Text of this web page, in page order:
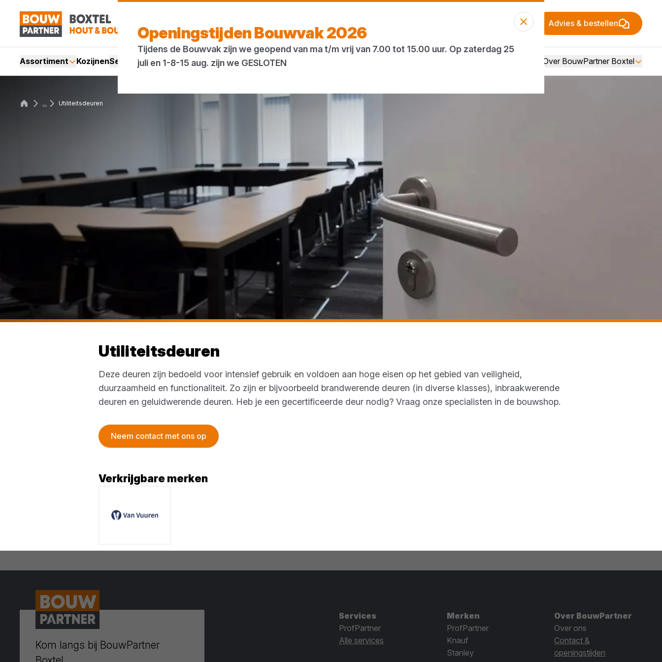
Advies & bestellen
Assortiment KozijnenServices ActiesMerken BlogsHoutweb Over BouwPartner Boxtel
... Utiliteitsdeuren
Utiliteitsdeuren
Deze deuren zijn bedoeld voor intensief gebruik en voldoen aan hoge eisen op het gebied van veiligheid,
duurzaamheid en functionaliteit. Zo zijn er bijvoorbeeld brandwerende deuren (in diverse klasses), inbraakwerende
deuren en geluidwerende deuren. Heb je een gecertificeerde deur nodig? Vraag onze specialisten in de bouwshop.
Neem contact met ons op
Verkrijgbare merken
Openingstijden Bouwvak 2026
Tijdens de Bouwvak zijn we geopend van ma t/m vrij van 7.00 tot 15.00 uur. Op zaterdag 25
juli en 1-8-15 aug. zijn we GESLOTEN
Kom langs bij BouwPartner
Services
ProfPartner
Alle services
Merken
ProfPartner
Knauf
Stanley
Over BouwPartner
Over ons
Contact &
openingstijden